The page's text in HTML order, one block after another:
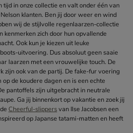
tijd in onze collectie en valt onder één van
klanten. Ben jij door weer en wind
wij de stijlvolle regenlaarzen-collectie
kenmerken zich door hun opvallende
Ook kun je kiezen uit leuke
uitvoering. Dus absoluut geen saaie
laarzen met een vrouwelijke touch. De
zijn ook van de partij. De fake-fur voering
de koudere dagen en is een echte
pantoffels zijn uitgebracht in neutrale
Ga jij binnenkort op vakantie en zoek jij
Cheerful-slippersvan Ilse Jacobsen een
op Japanse tatami-matten en heeft